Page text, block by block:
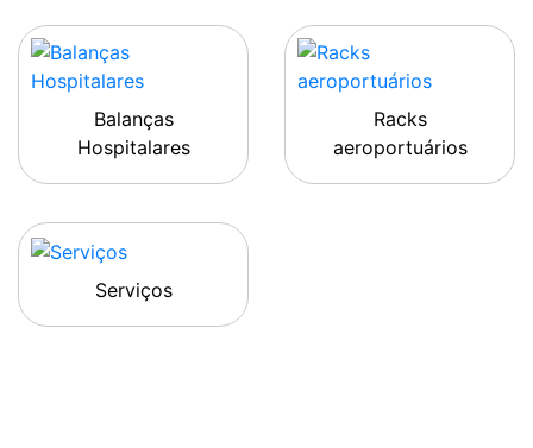
Balanças
Hospitalares
Racks
aeroportuários
Serviços